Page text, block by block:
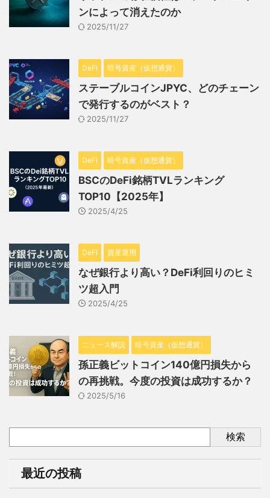
ンによって消えたのか
2025/11/27
DeFi 暗号資産（仮想通貨）
ステーブルコインJPYC、どのチェーン
で発行するのがベスト？
2025/11/27
DeFi 暗号資産（仮想通貨）
BSCのDeFi銘柄TVLランキング
TOP10【2025年】
2025/4/25
DeFi 資産運用
なぜ銀行より高い？DeFi利回りのヒミ
ツ超入門
2025/4/25
ニュース解説 暗号資産（仮想通貨）
孫正義ビットコイン140億円損失から
の再挑戦。今度の投資は成功するか？
2025/5/16
検索
最近の投稿